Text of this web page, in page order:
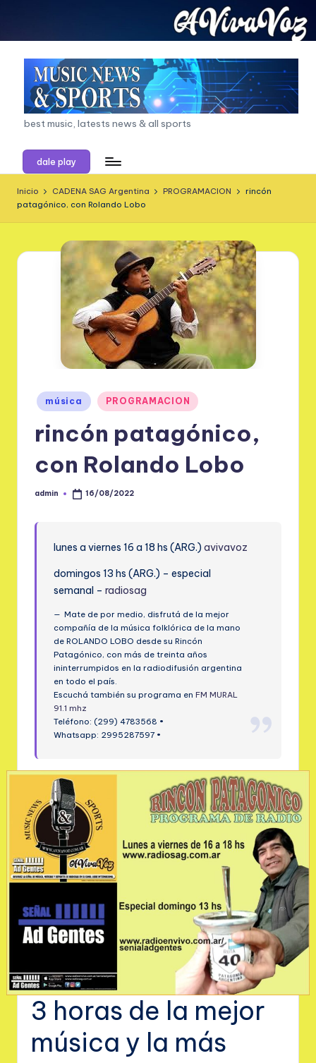
contenido
a
vi
v
a
v
best music, latests news & all sports
dale play
Inicio CADENA SAG Argentina PROGRAMACION
rincón
patagónico, con Rolando Lobo
Publicado
en
música PROGRAMACION
rincón patagónico,
con Rolando Lobo
Publicado
admin 16/08/2022
lunes a viernes 16 a 18 hs (ARG.)avivavoz
domingos 13 hs (ARG.) – especial
semanal –radiosag
Mate de por medio, disfrutá de la mejor
compañía de la música folklórica de la mano
de ROLANDO LOBO desde su Rincón
Patagónico, con más de treinta años
ininterrumpidos en la radiodifusión argentina
en todo el país.
Escuchá también su programa enFM MURAL
91.1 mhz
Teléfono: (299) 4783568 •
Whatsapp: 2995287597 •
3 horas de la mejor
música y la más